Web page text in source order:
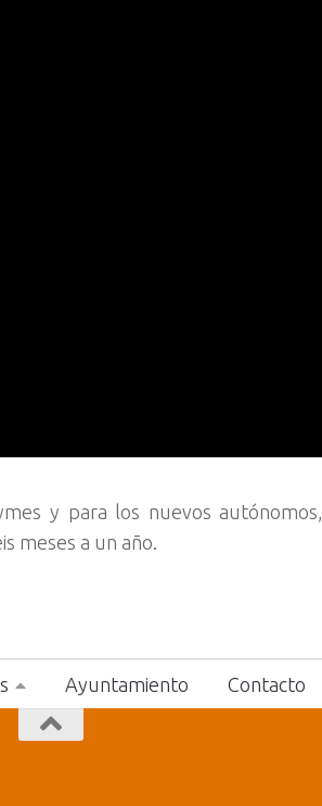
y para los nuevos
meses a un año.
Ayuntamiento Contacto